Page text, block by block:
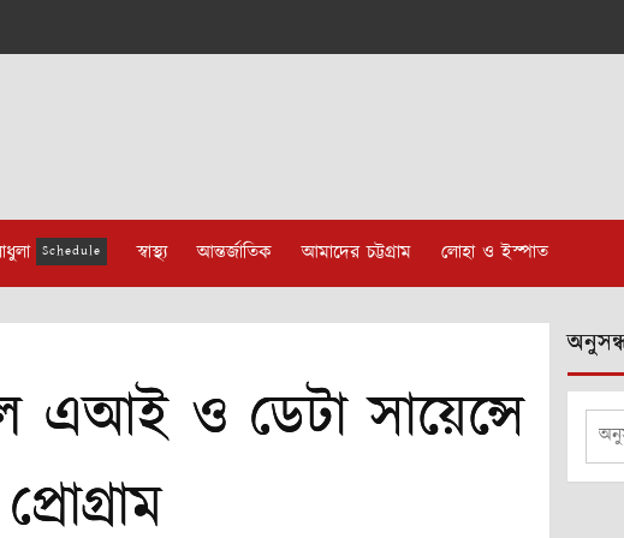
Schedule স্বাস্থ্য আন্তর্জাতিক আমাদের চট্টগ্রাম লোহা ও ইস্পাত
ও ডেটা সায়েন্সে